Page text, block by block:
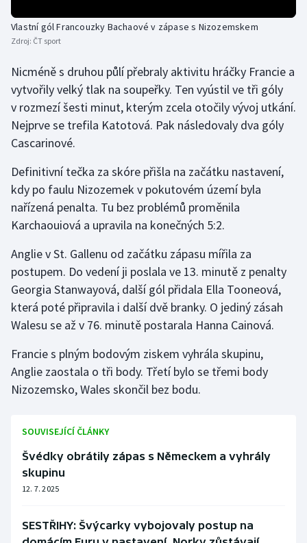
Triatlon
Veslování
Vodní slalom
Volejbal
Ostatní
Vlastní gól Francouzky Bachaové v zápase s Nizozemskem
Zdroj: ČT sport
Nicméně s druhou půlí přebraly aktivitu hráčky Francie a
vytvořily velký tlak na soupeřky. Ten vyústil ve tři góly
v rozmezí šesti minut, kterým zcela otočily vývoj utkání.
Nejprve se trefila Katotová. Pak následovaly dva góly
Cascarinové.
Definitivní tečka za skóre přišla na začátku nastavení,
kdy po faulu Nizozemek v pokutovém území byla
nařízená penalta. Tu bez problémů proměnila
Karchaouiová a upravila na konečných 5:2.
Anglie v St. Gallenu od začátku zápasu mířila za
postupem. Do vedení ji poslala ve 13. minutě z penalty
Georgia Stanwayová, další gól přidala Ella Tooneová,
která poté připravila i další dvě branky. O jediný zásah
Walesu se až v 76. minutě postarala Hanna Cainová.
Francie s plným bodovým ziskem vyhrála skupinu,
Anglie zaostala o tři body. Třetí bylo se třemi body
Nizozemsko, Wales skončil bez bodu.
SOUVISEJÍCÍ ČLÁNKY
Švédky obrátily zápas s Německem a vyhrály
skupinu
12. 7. 2025
SESTŘIHY: Švýcarky vybojovaly postup na